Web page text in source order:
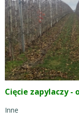
Cięcie zapylaczy -
Inne